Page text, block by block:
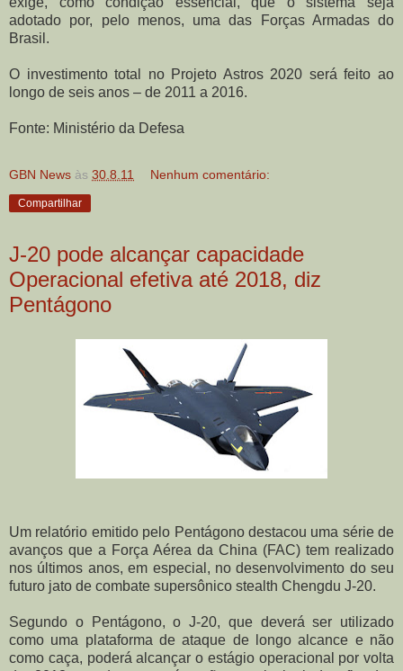
adotado por, pelo menos, uma das Forças Armadas do
Brasil.
O investimento total no Projeto Astros 2020 será feito ao
longo de seis anos – de 2011 a 2016.
Fonte: Ministério da Defesa
GBN News às 30.8.11 Nenhum comentário:
Compartilhar
J-20 pode alcançar capacidade
Operacional efetiva até 2018, diz
Pentágono
Um relatório emitido pelo Pentágono destacou uma série de
avanços que a Força Aérea da China (FAC) tem realizado
nos últimos anos, em especial, no desenvolvimento do seu
futuro jato de combate supersônico stealth Chengdu J-20.
Segundo o Pentágono, o J-20, que deverá ser utilizado
como uma plataforma de ataque de longo alcance e não
como caça, poderá alcançar o estágio operacional por volta